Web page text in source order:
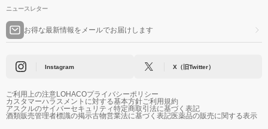
ニュースレター
お得な最新情報をメールでお届けします
Instagram X（旧Twitter）
ご利用上の注意LOHACOプライバシーポリシー
カスタマーハラスメントに対する基本方針ご利用規約
アスクルのサイバーセキュリティ特定商取引法に基づく表記
酒類販売管理者標識の掲示古物営業法に基づく表記医薬品の販売に関する表示